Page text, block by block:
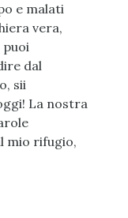
e malati
vera,
puoi
dal
sii
La nostra
mio rifugio,